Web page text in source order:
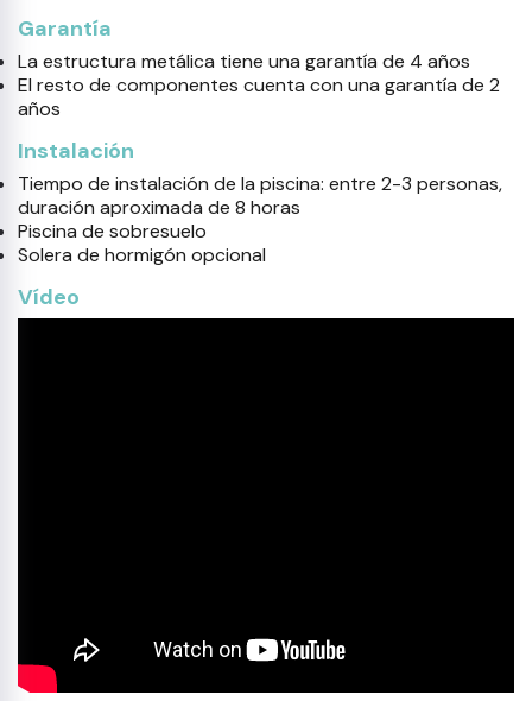
Garantía
La estructura metálica tiene una garantía de 4 años
El resto de componentes cuenta con una garantía de 2
años
Instalación
Tiempo de instalación de la piscina: entre 2-3 personas,
duración aproximada de 8 horas
Piscina de sobresuelo
Solera de hormigón opcional
Vídeo